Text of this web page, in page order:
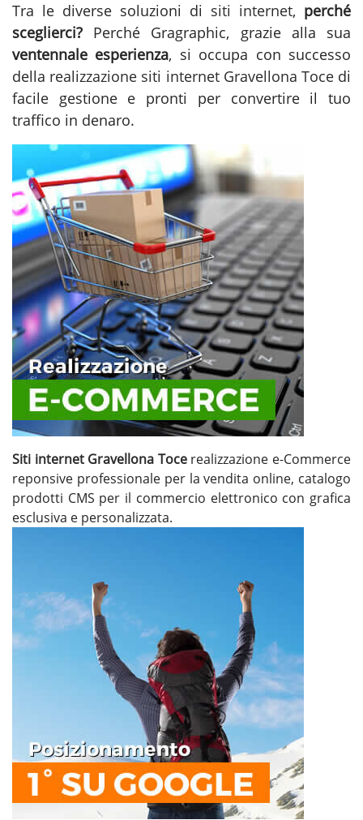
Tra le diverse soluzioni di siti internet, perché
sceglierci? Perché Gragraphic, grazie alla sua
ventennale esperienza, si occupa con successo
della realizzazione siti internet Gravellona Tocedi
facile gestione e pronti per convertire il tuo
traffico in denaro.
Siti internet Gravellona Tocerealizzazione e-Commerce
reponsive professionale per la vendita online, catalogo
prodotti CMS per il commercio elettronico con grafica
esclusiva e personalizzata.